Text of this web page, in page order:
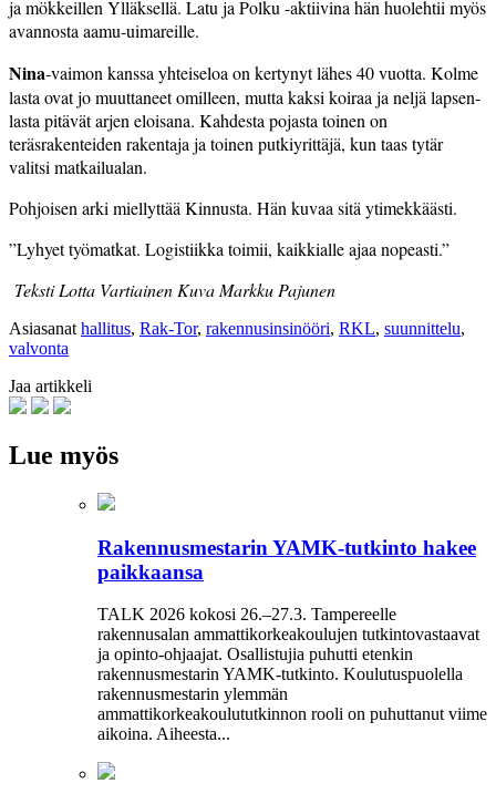
ja mökkeillen Ylläksellä. Latu­ ja Polku -aktiivina hän huolehtii myös
avannosta aamu-uimareille.
Nina-vaimon kanssa yhteiseloa on kertynyt lähes 40 vuotta. Kolme
lasta ovat jo muuttaneet omilleen, mutta kaksi koiraa ja neljä lapsen­
lasta pitävät arjen eloisana. Kahdesta pojasta toinen on
teräsrakenteiden rakentaja ja toinen putkiyrittäjä, kun taas tytär
valitsi matkailu­alan.
Pohjoisen arki miellyttää Kinnusta. Hän kuvaa sitä ytimek­käästi.
”Lyhyet työmatkat. Logistiikka toimii, kaikkialle ajaa nopeasti.”
Teksti Lotta Vartiainen Kuva Markku Pajunen
Asiasanat hallitus, Rak-Tor, rakennusinsinööri, RKL, suunnittelu,
valvonta
Jaa artikkeli
Lue myös
Rakennusmestarin YAMK-tutkinto hakee
paikkaansa
TALK 2026 kokosi 26.–27.3. Tampereelle
rakennusalan ammattikorkeakoulujen tutkintovastaavat
ja opinto-ohjaajat. Osallistujia puhutti etenkin
rakennusmestarin YAMK-tutkinto. Koulutuspuolella
rakennusmestarin ylemmän
ammattikorkeakoulututkinnon rooli on puhuttanut viime
­aikoina. ­Aiheesta...